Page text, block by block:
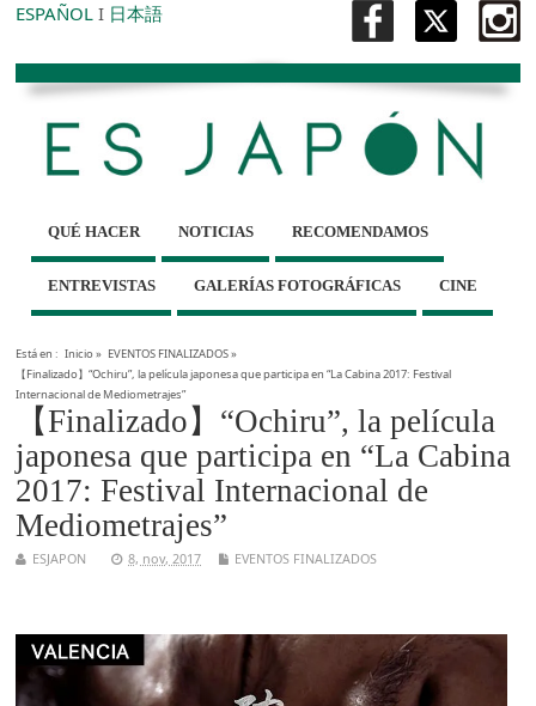
ESPAÑOL I 日本語
QUÉ HACER NOTICIAS RECOMENDAMOS
ENTREVISTAS GALERÍAS FOTOGRÁFICAS CINE
Está en : Inicio» EVENTOS FINALIZADOS»
【Finalizado】“Ochiru”, la película japonesa que participa en “La Cabina 2017: Festival
Internacional de Mediometrajes”
【Finalizado】“Ochiru”, la película
japonesa que participa en “La Cabina
2017: Festival Internacional de
Mediometrajes”
ESJAPON 8, nov, 2017 EVENTOS FINALIZADOS